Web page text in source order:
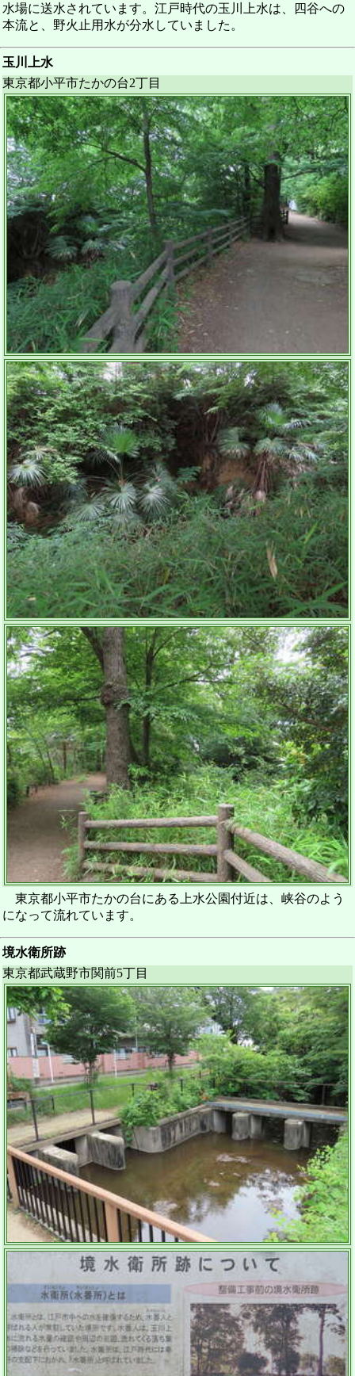
水場に送水されています。江戸時代の玉川上水は、四谷への
本流と、野火止用水が分水していました。
玉川上水
東京都小平市たかの台2丁目
東京都小平市たかの台にある上水公園付近は、峡谷のよう
になって流れています。
境水衛所跡
東京都武蔵野市関前5丁目